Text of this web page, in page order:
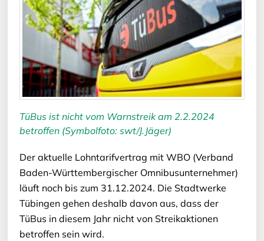
TüBus ist nicht vom Warnstreik am 2.2.2024
betroffen (Symbolfoto: swt/J.Jäger)
Der aktuelle Lohntarifvertrag mit WBO (Verband
Baden-Württembergischer Omnibusunternehmer)
läuft noch bis zum 31.12.2024. Die Stadtwerke
Tübingen gehen deshalb davon aus, dass der
TüBus in diesem Jahr nicht von Streikaktionen
betroffen sein wird.